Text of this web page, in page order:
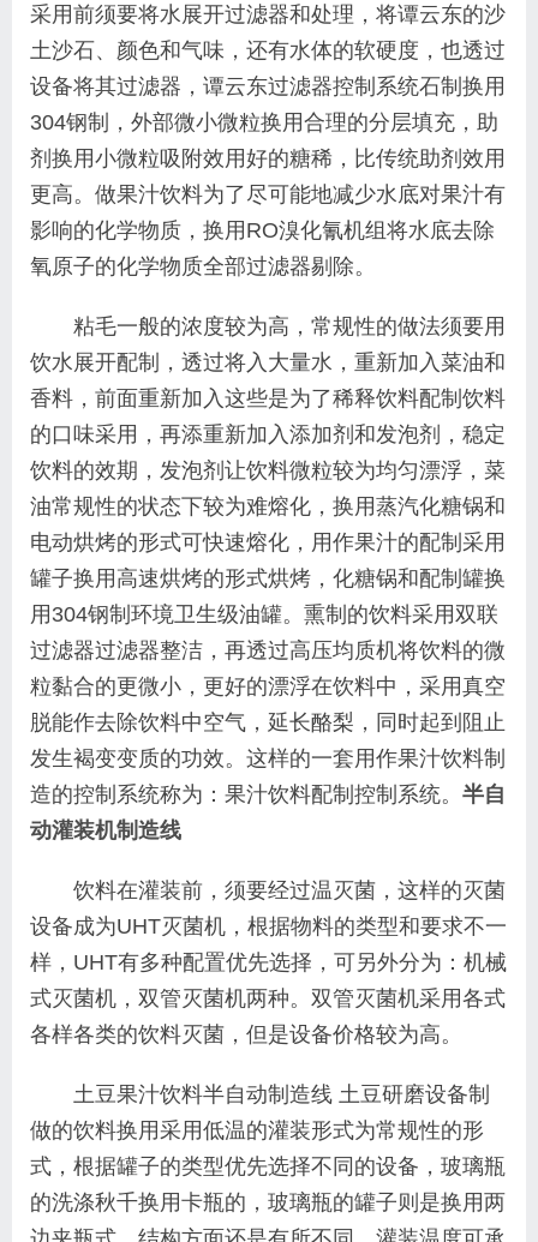
采用前须要将水展开过滤器和处理，将谭云东的沙
土沙石、颜色和气味，还有水体的软硬度，也透过
设备将其过滤器，谭云东过滤器控制系统石制换用
304钢制，外部微小微粒换用合理的分层填充，助
剂换用小微粒吸附效用好的糖稀，比传统助剂效用
更高。做果汁饮料为了尽可能地减少水底对果汁有
影响的化学物质，换用RO溴化氰机组将水底去除
氧原子的化学物质全部过滤器剔除。
粘毛一般的浓度较为高，常规性的做法须要用
饮水展开配制，透过将入大量水，重新加入菜油和
香料，前面重新加入这些是为了稀释饮料配制饮料
的口味采用，再添重新加入添加剂和发泡剂，稳定
饮料的效期，发泡剂让饮料微粒较为均匀漂浮，菜
油常规性的状态下较为难熔化，换用蒸汽化糖锅和
电动烘烤的形式可快速熔化，用作果汁的配制采用
罐子换用高速烘烤的形式烘烤，化糖锅和配制罐换
用304钢制环境卫生级油罐。熏制的饮料采用双联
过滤器过滤器整洁，再透过高压均质机将饮料的微
粒黏合的更微小，更好的漂浮在饮料中，采用真空
脱能作去除饮料中空气，延长酪梨，同时起到阻止
发生褐变变质的功效。这样的一套用作果汁饮料制
造的控制系统称为：果汁饮料配制控制系统。 半自
动灌装机制造线
饮料在灌装前，须要经过温灭菌，这样的灭菌
设备成为UHT灭菌机，根据物料的类型和要求不一
样，UHT有多种配置优先选择，可另外分为：机械
式灭菌机，双管灭菌机两种。双管灭菌机采用各式
各样各类的饮料灭菌，但是设备价格较为高。
土豆果汁饮料半自动制造线 土豆研磨设备制
做的饮料换用采用低温的灌装形式为常规性的形
式，根据罐子的类型优先选择不同的设备，玻璃瓶
的洗涤秋千换用卡瓶的，玻璃瓶的罐子则是换用两